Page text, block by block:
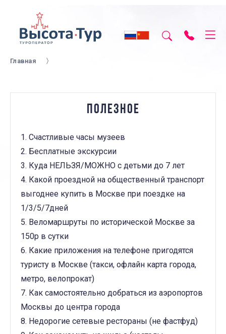
Главная
ПОЛЕЗНОЕ
1. Счастливые часы музеев
2. Бесплатные экскурсии
3. Куда НЕЛЬЗЯ/МОЖНО с детьми до 7 лет
4. Какой проездной на общественный транспорт
выгоднее купить в Москве при поездке на
1/3/5/7дней
5. Веломаршруты по исторической Москве за
150р в сутки
6. Какие приложения на телефоне пригодятся
туристу в Москве (такси, офлайн карта города,
метро, велопрокат)
7. Как самостоятельно добраться из аэропортов
Москвы до центра города
8. Недорогие сетевые рестораны (не фастфуд)